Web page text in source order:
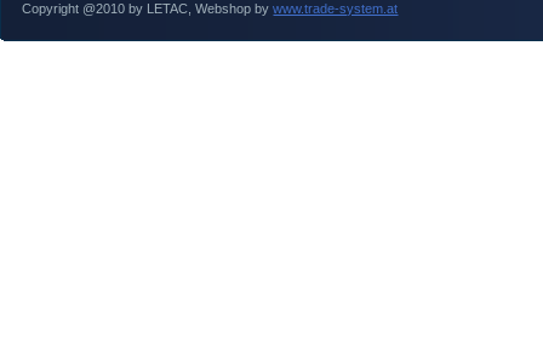
Copyright @2010 by LETAC, Webshop bywww.trade-system.at